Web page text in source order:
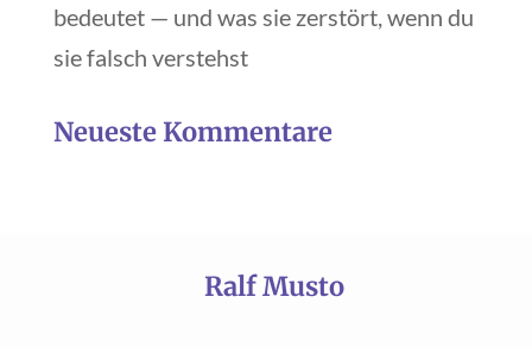
bedeutet — und was sie zerstört, wenn du
sie falsch verstehst
Neueste Kommentare
Ralf Musto